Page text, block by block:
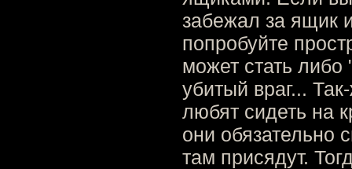
забежал за ящик
попробуйте
может стать
убитый враг...
любят сидеть на
они обязательно
там присядут.